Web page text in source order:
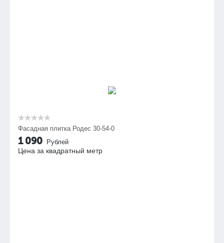
Фасадная плитка Родес 30-54-0
1 090 Рублей
Цена за квадратный метр